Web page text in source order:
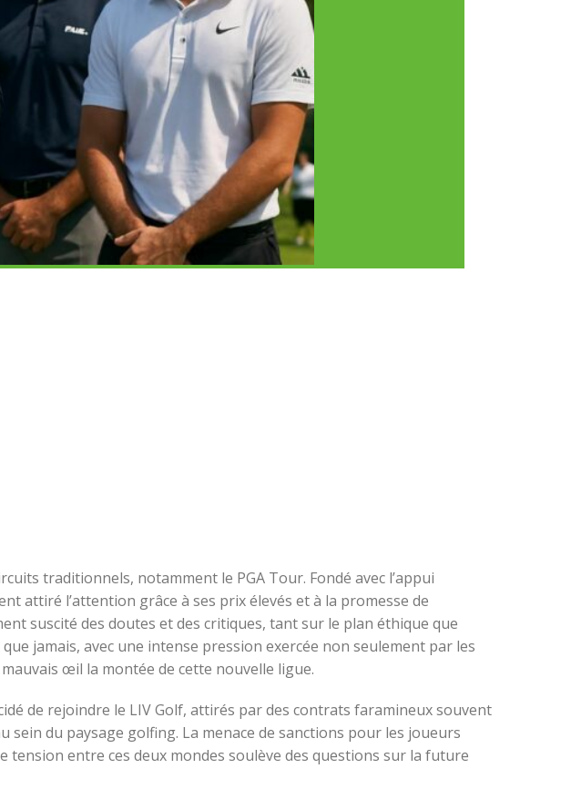
traditionnels, notamment le PGA Tour. Fondé avec l’appui
attiré l’attention grâce à ses prix élevés et à la promesse de
suscité des doutes et des critiques, tant sur le plan éthique que
jamais, avec une intense pression exercée non seulement par les
œil la montée de cette nouvelle ligue.
de rejoindre le LIV Golf, attirés par des contrats faramineux souvent
du paysage golfing. La menace de sanctions pour les joueurs
entre ces deux mondes soulève des questions sur la future